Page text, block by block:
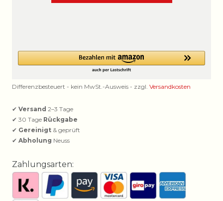
Differenzbesteuert - kein MwSt.-Ausweis - zzgl. Versandkosten
✔ Versand 2–3 Tage
✔ 30 Tage Rückgabe
✔ Gereinigt & geprüft
✔ Abholung Neuss
Zahlungsarten: